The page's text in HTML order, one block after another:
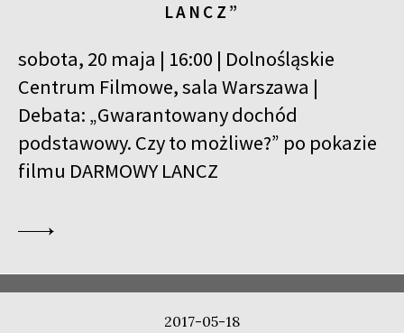
LANCZ”
sobota, 20 maja | 16:00 | Dolnośląskie
Centrum Filmowe, sala Warszawa |
Debata: „Gwarantowany dochód
podstawowy. Czy to możliwe?” po pokazie
filmu DARMOWY LANCZ
2017-05-18